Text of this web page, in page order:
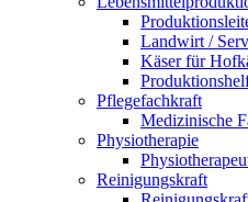
Landwirt /
Käser für
Pflegefachkraft
Medizinische
Physiotherapie
Reinigungskraft